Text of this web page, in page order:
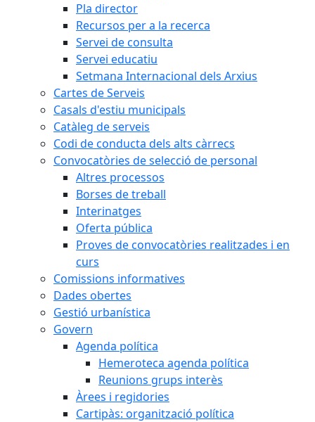
Pla director
Recursos per a la recerca
Servei de consulta
Servei educatiu
Setmana Internacional dels Arxius
Cartes de Serveis
Casals d'estiu municipals
Catàleg de serveis
Codi de conducta dels alts càrrecs
Convocatòries de selecció de personal
Altres processos
Borses de treball
Interinatges
Oferta pública
Proves de convocatòries realitzades i en
curs
Comissions informatives
Dades obertes
Gestió urbanística
Govern
Agenda política
Hemeroteca agenda política
Reunions grups interès
Àrees i regidories
Cartipàs: organització política